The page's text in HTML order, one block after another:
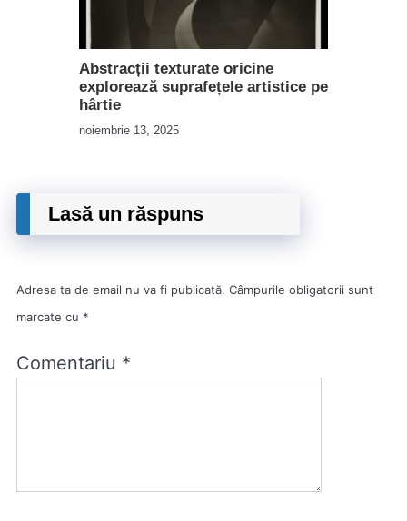
Abstracții texturate oricine
explorează suprafețele artistice pe
hârtie
noiembrie 13, 2025
Lasă un răspuns
Adresa ta de email nu va fi publicată. Câmpurile obligatorii sunt
marcate cu *
Comentariu *